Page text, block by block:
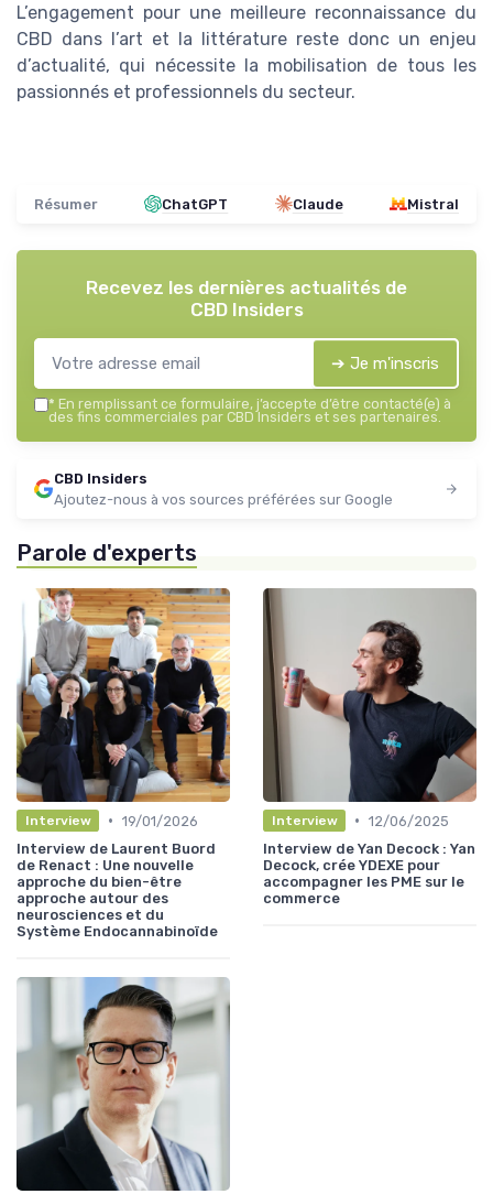
L’engagement pour une meilleure reconnaissance du
CBD dans l’art et la littérature reste donc un enjeu
d’actualité, qui nécessite la mobilisation de tous les
passionnés et professionnels du secteur.
Résumer ChatGPT Claude Mistral
Recevez les dernières actualités de
CBD Insiders
➔ Je m'inscris
* En remplissant ce formulaire, j’accepte d’être contacté(e) à
des fins commerciales par CBD Insiders et ses partenaires.
CBD Insiders
Ajoutez-nous à vos sources préférées sur Google
Parole d'experts
Interview • 19/01/2026
Interview de Laurent Buord
de Renact : Une nouvelle
approche du bien-être
approche autour des
neurosciences et du
Système Endocannabinoïde
Interview • 12/06/2025
Interview de Yan Decock : Yan
Decock, crée YDEXE pour
accompagner les PME sur le
commerce